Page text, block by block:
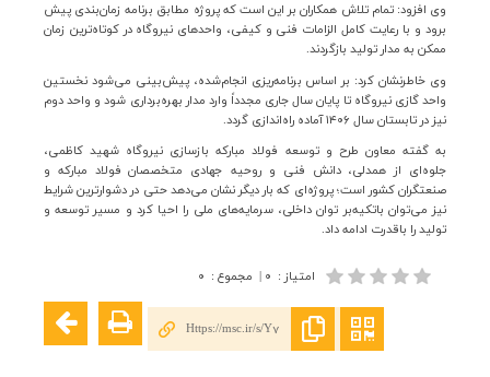
وی افزود: تمام تلاش همکاران بر این است که پروژه مطابق برنامه زمان‌بندی پیش
برود و با رعایت کامل الزامات فنی و کیفی، واحدهای نیروگاه در کوتاه‌ترین زمان
ممکن به مدار تولید بازگردند.
وی خاطرنشان کرد: بر اساس برنامه‌ریزی انجام‌شده، پیش‌بینی می‌شود نخستین
واحد گازی نیروگاه تا پایان سال جاری مجدداً وارد مدار بهره‌برداری شود و واحد دوم
نیز در تابستان سال ۱۴۰۶آماده راه‌اندازی گردد.
به گفته معاون طرح و توسعه فولاد مبارکه بازسازی نیروگاه شهید کاظمی،
جلوه‌ای از همدلی، دانش فنی و روحیه جهادی متخصصان فولاد مبارکه و
صنعتگران کشور است؛ پروژه‌ای که بار دیگر نشان می‌دهد حتی در دشوارترین شرایط
نیز می‌توان باتکیه‌بر توان داخلی، سرمایه‌های ملی را احیا کرد و مسیر توسعه و
تولید را باقدرت ادامه داد.
امتیاز : ۰ | مجموع : ۰
Https://msc.ir/s/Y7